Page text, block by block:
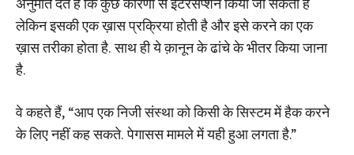
लेकिन इसकी एक ख़ास प्रक्रिया होती है और इसे करने का एक
ख़ास तरीका होता है. साथ ही ये क़ानून के ढांचे के भीतर किया जाना
है.
वे कहते हैं, “आप एक निजी संस्था को किसी के सिस्टम में हैक करने
के लिए नहीं कह सकते. पेगासस मामले में यही हुआ लगता है.”